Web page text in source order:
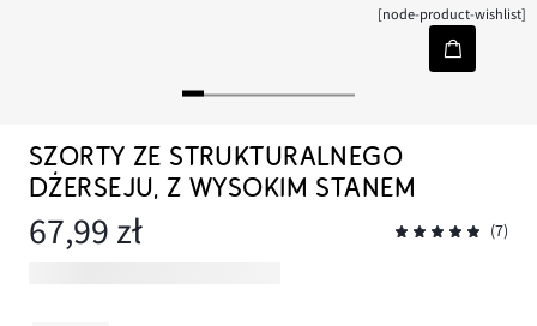
[node-product-wishlist]
SZORTY ZE STRUKTURALNEGO
DŻERSEJU, Z WYSOKIM STANEM
67,99 zł (7)